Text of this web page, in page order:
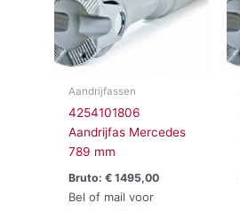
Aandrijfassen
4254101806
Aandrijfas Mercedes
789 mm
Bruto:€ 1495,00
Bel of mail voor